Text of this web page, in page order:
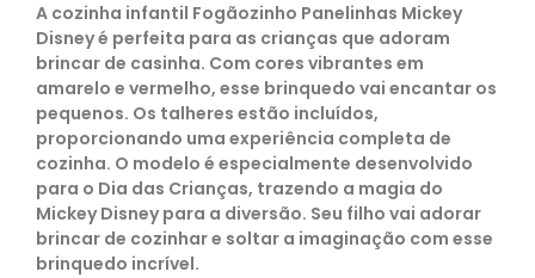
A cozinha infantil Fogãozinho Panelinhas Mickey
Disney é perfeita para as crianças que adoram
brincar de casinha. Com cores vibrantes em
amarelo e vermelho, esse brinquedo vai encantar os
pequenos. Os talheres estão incluídos,
proporcionando uma experiência completa de
cozinha. O modelo é especialmente desenvolvido
para o Dia das Crianças, trazendo a magia do
Mickey Disney para a diversão. Seu filho vai adorar
brincar de cozinhar e soltar a imaginação com esse
brinquedo incrível.